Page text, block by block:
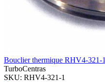
Bouclier thermique RHV4-321-1
TurboCentras
SKU: RHV4-321-1